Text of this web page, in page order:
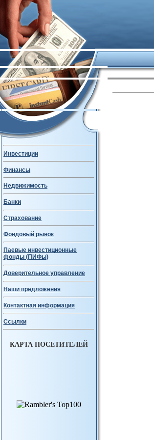
Инвестиции
Финансы
Недвижимость
Банки
Страхование
Фондовый рынок
Паевые инвестиционные
фонды (ПИФы)
Доверительное управление
Наши предложения
Контактная информация
Ссылки
КАРТА ПОСЕТИТЕЛЕЙ